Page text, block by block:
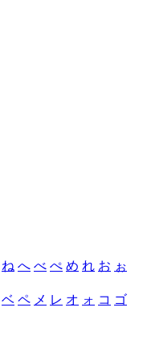
ね へ べ ぺ め れ お ぉ
ベ ペ メ レ オ ォ コ ゴ